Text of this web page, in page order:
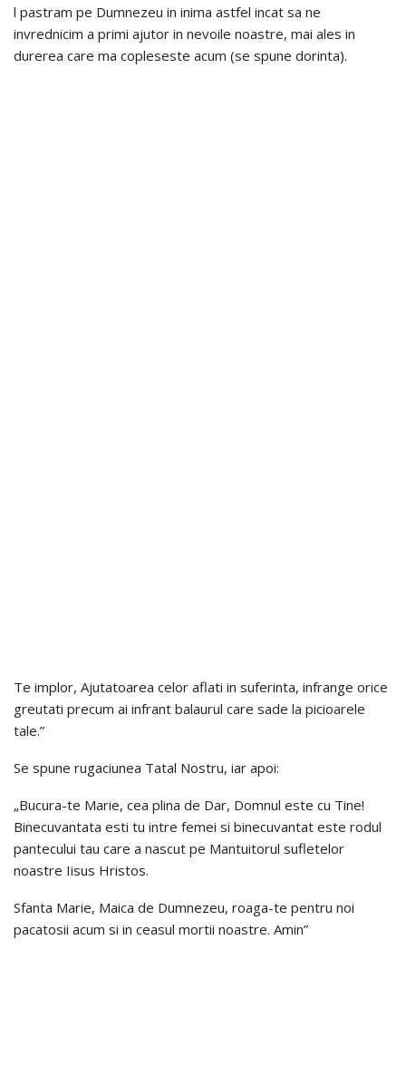
l pastram pe Dumnezeu in inima astfel incat sa ne
invrednicim a primi ajutor in nevoile noastre, mai ales in
durerea care ma copleseste acum (se spune dorinta).
Te implor, Ajutatoarea celor aflati in suferinta, infrange orice
greutati precum ai infrant balaurul care sade la picioarele
tale.”
Se spune rugaciunea Tatal Nostru, iar apoi:
„Bucura-te Marie, cea plina de Dar, Domnul este cu Tine!
Binecuvantata esti tu intre femei si binecuvantat este rodul
pantecului tau care a nascut pe Mantuitorul sufletelor
noastre Iisus Hristos.
Sfanta Marie, Maica de Dumnezeu, roaga-te pentru noi
pacatosii acum si in ceasul mortii noastre. Amin”